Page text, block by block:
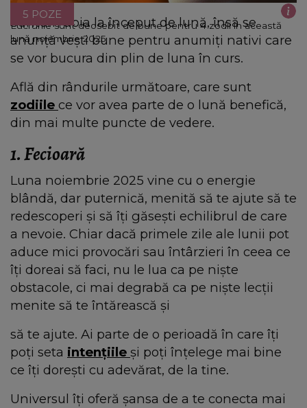
Lucrurile sunt deosebit de bune pentru 4 zodii în această
lună noiembrie 2025
5 POZE
Suntem abia la început de lună, însă se
anunță vești bune pentru anumiți nativi care
se vor bucura din plin de luna în curs.
Află din rândurile următoare, care sunt
zodiile ce vor avea parte de o lună benefică,
din mai multe puncte de vedere.
1. Fecioară
Luna noiembrie 2025 vine cu o energie
blândă, dar puternică, menită să te ajute să te
redescoperi și să îți găsești echilibrul de care
a nevoie. Chiar dacă primele zile ale lunii pot
aduce mici provocări sau întârzieri în ceea ce
îți doreai să faci, nu le lua ca pe niște
obstacole, ci mai degrabă ca pe niște lecții
menite să te întărească și
să te ajute. Ai parte de o perioadă în care îți
poți seta intențiile și poți înțelege mai bine
ce îți dorești cu adevărat, de la tine.
Universul îți oferă șansa de a te conecta mai